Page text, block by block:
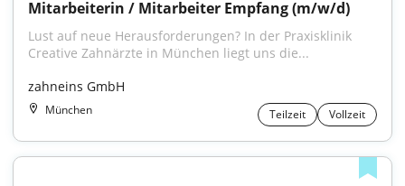
Mitarbeiterin / Mitarbeiter Empfang (m/w/d)
Lust auf neue Herausforderungen? In der Praxisklinik
Creative Zahnärzte in München liegt uns die...
zahneins GmbH
München Teilzeit Vollzeit